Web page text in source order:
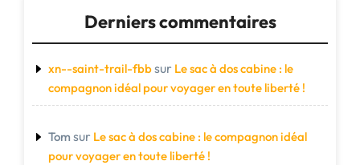
Derniers commentaires
xn--saint-trail-fbbsur Le sac à dos cabine : le
compagnon idéal pour voyager en toute liberté !
Tom sur Le sac à dos cabine : le compagnon idéal
pour voyager en toute liberté !